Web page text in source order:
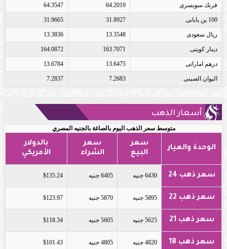
فرنك سويسرى 64.2019
64.3547
100 ين يابانى 31.8927
31.9665
ريال سعودى 13.3548
13.3836
دينار كويتى 163.7071
164.0872
درهم اماراتى 13.6475
13.6784
اليوان الصينى 7.2683
7.2837
أسعار الذهب
متوسط سعر الذهب اليوم بالصاغة بالجنيه المصري
الوحدة والعيار
سعر
البيع
سعر
الشراء
بالدولار
الأمريكي
سعر ذهب 24 6430 جنيه 6405 جنيه $135.24
سعر ذهب 22 5895 جنيه 5870 جنيه $123.97
سعر ذهب 21 5625 جنيه 5605 جنيه $118.34
سعر ذهب 18 4820 جنيه 4805 جنيه $101.43